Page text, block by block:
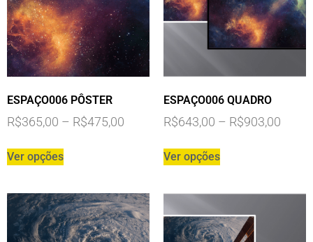
ESPAÇO006 PÔSTER
R$365,00 – R$475,00
Ver opções
ESPAÇO006 QUADRO
R$643,00 – R$903,00
Ver opções